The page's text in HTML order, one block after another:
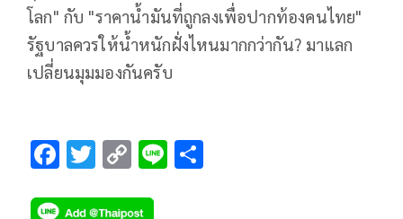
โลก" กับ "ราคาน้ำมันที่ถูกลงเพื่อปากท้องคนไทย"
รัฐบาลควรให้น้ำหนักฝั่งไหนมากกว่ากัน? มาแลก
เปลี่ยนมุมมองกันครับ
F
e
T
tt
C
p
Li